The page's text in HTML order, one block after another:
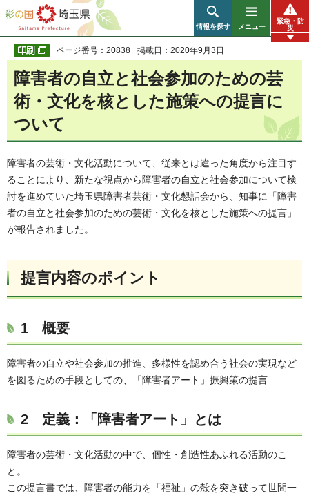
彩の国 埼玉県
情報を探す メニュー
緊急・防
災
ページ番号：20838 掲載日：2020年9月3日
障害者の自立と社会参加のための芸
術・文化を核とした施策への提言に
ついて
障害者の芸術・文化活動について、従来とは違った角度から注目す
ることにより、新たな視点から障害者の自立と社会参加について検
討を進めていた埼玉県障害者芸術・文化懇話会から、知事に「障害
者の自立と社会参加のための芸術・文化を核とした施策への提言」
が報告されました。
提言内容のポイント
1 概要
障害者の自立や社会参加の推進、多様性を認め合う社会の実現など
を図るための手段としての、「障害者アート」振興策の提言
2 定義：「障害者アート」とは
障害者の芸術・文化活動の中で、個性・創造性あふれる活動のこ
と。
この提言書では、障害者の能力を「福祉」の殻を突き破って世間一